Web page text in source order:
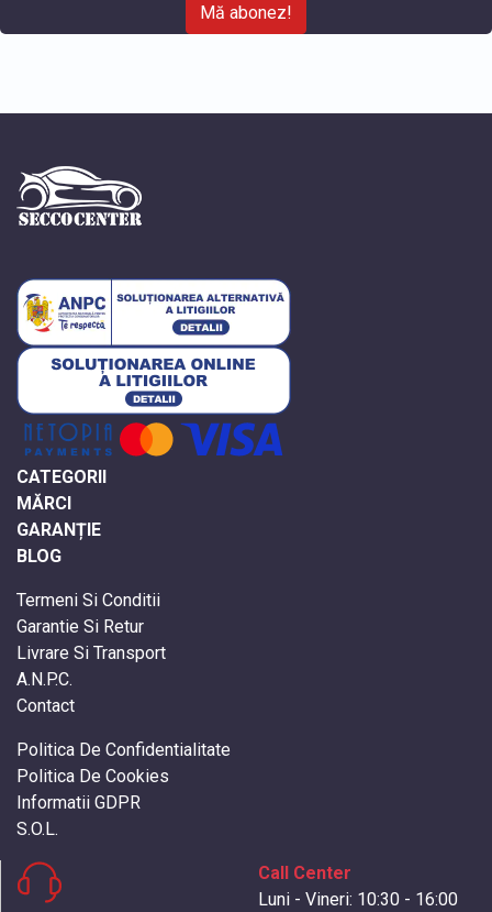
Mă abonez!
CATEGORII
MĂRCI
GARANȚIE
BLOG
Termeni Si Conditii
Garantie Si Retur
Livrare Si Transport
A.N.P.C.
Contact
Politica De Confidentialitate
Politica De Cookies
Informatii GDPR
S.O.L.
Call Center
Luni - Vineri: 10:30 - 16:00